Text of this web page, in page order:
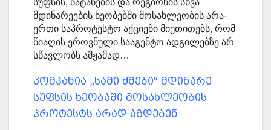
მდინარეების ხეობებში მოსახლეობის არა-
ერთი საპროტესტო აქციები მიუთითებს, რომ
წიაღის ეროვნული სააგენტო ადგილებზე არ
სწავლობს ამჟამად…
კომპანია „სამი ძმები“ მდინარე
სუფსის ხეობაში მოსახლეობის
პროტესტს არად აგდებენ